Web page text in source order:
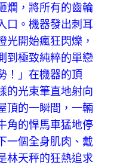
爛，將所有的齒輪
口。機器發出刺耳
光開始瘋狂閃爍，
到極致純粹的單戀
！」在機器的頂
的光束筆直地射向
頂的一瞬間，一輛
角的悍馬車猛地停
一個全身肌肉、戴
林天秤的狂熱追求